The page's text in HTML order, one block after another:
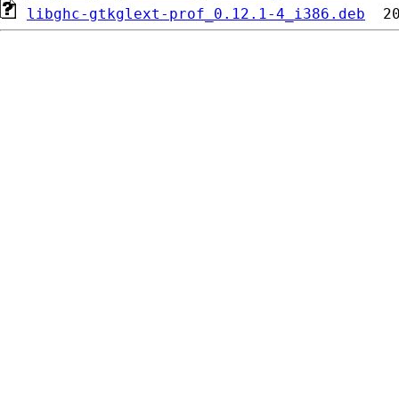
libghc-gtkglext-prof_0.12.1-4_i386.deb